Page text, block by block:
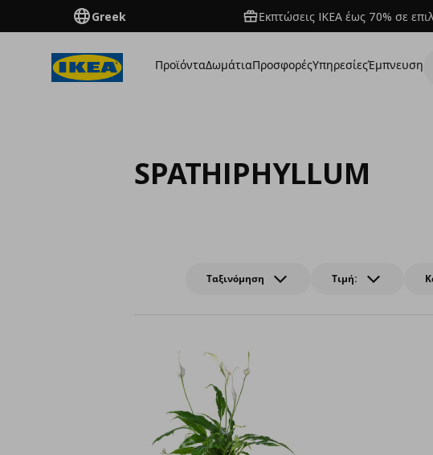
Greek Εκπτώσεις IKEA έως 70% σε
ΠροϊόνταΔωμάτιαΠροσφορέςΥπηρεσίεςΈμπνευση
SPATHIPHYLLUM
Ταξινόμηση Τιμή: